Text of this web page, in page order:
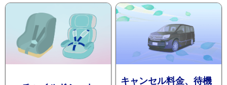
ショ
キャンセル料金、待機